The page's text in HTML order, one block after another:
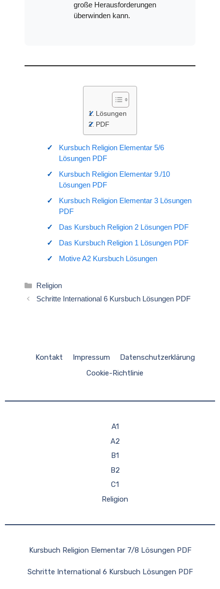
große Herausforderungen
überwinden kann.
Lösungen
PDF
Kursbuch Religion Elementar 5/6
Lösungen PDF
Kursbuch Religion Elementar 9./10
Lösungen PDF
Kursbuch Religion Elementar 3 Lösungen
PDF
Das Kursbuch Religion 2 Lösungen PDF
Das Kursbuch Religion 1 Lösungen PDF
Motive A2 Kursbuch Lösungen
Kategorien
Religion
Schritte International 6 Kursbuch Lösungen PDF
Kontakt Impressum
Datenschutzerklärung
Cookie-Richtlinie
A1
A2
B1
B2
C1
Religion
Kursbuch Religion Elementar 7/8 Lösungen PDF
Schritte International 6 Kursbuch Lösungen PDF